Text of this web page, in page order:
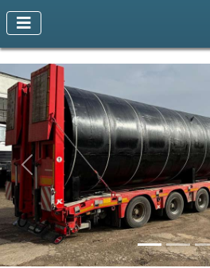
Предыдущий